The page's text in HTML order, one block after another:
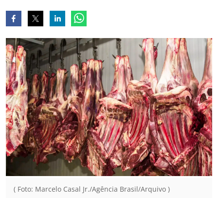
( Foto: Marcelo Casal Jr./Agência Brasil/Arquivo )